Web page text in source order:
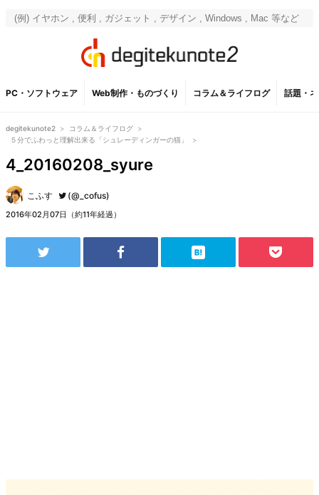
PC・ソフトウェア Web制作・ものづくり コラム＆ライフログ 話題・
degitekunote2 > コラム＆ライフログ >
５分でふわっと理解出来る「シュレーディンガーの猫」
>
4_20160208_syure
こふす (@_cofus)
2016年02月07日（約11年経過）